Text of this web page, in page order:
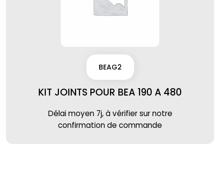
BEAG2
KIT JOINTS POUR BEA 190 A 480
Délai moyen 7j, à vérifier sur notre
confirmation de commande